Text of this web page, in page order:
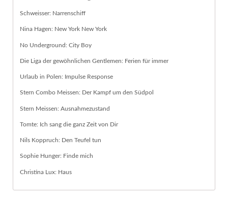
Schweisser: Narrenschiff
Nina Hagen: New York New York
No Underground: City Boy
Die Liga der gewöhnlichen Gentlemen: Ferien für immer
Urlaub in Polen: Impulse Response
Stern Combo Meissen: Der Kampf um den Südpol
Stern Meissen: Ausnahmezustand
Tomte: Ich sang die ganz Zeit von Dir
Nils Koppruch: Den Teufel tun
Sophie Hunger: Finde mich
Christina Lux: Haus